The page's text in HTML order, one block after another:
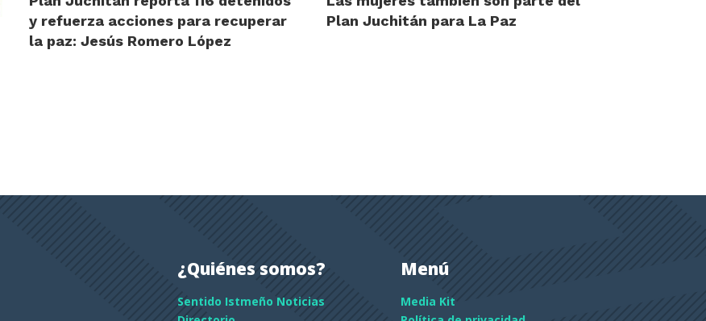
y refuerza acciones para recuperar
la paz: Jesús Romero López
Plan Juchitán para La Paz
¿Quiénes somos?
Sentido Istmeño Noticias
Menú
Media Kit